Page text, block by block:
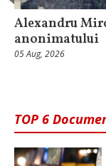
Alexandru
anonimatului
05 Aug, 2026
TOP 6